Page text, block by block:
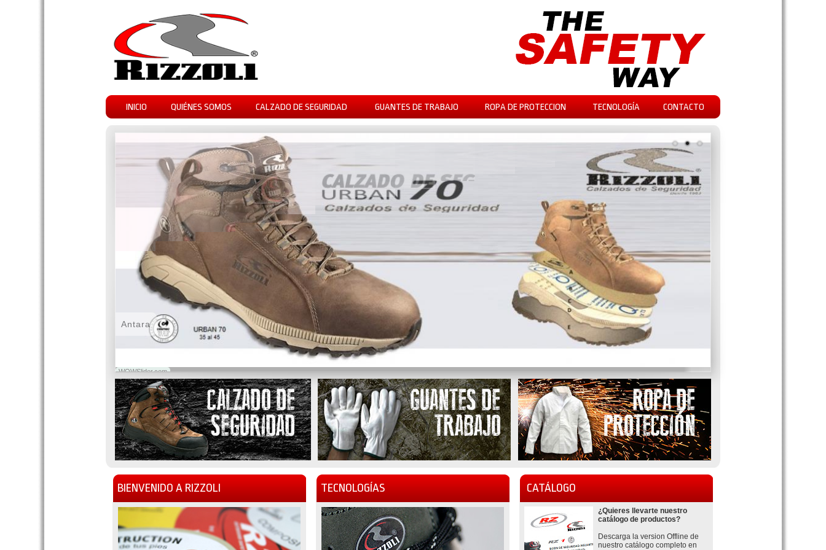
INICIO QUIÉNES SOMOS CALZADO DE SEGURIDAD GUANTES DE TRABAJO ROPA DE PROTECCION TECNOLOGÍA CONTACTO
WOWSlider.com
Antara
BIENVENIDO A RIZZOLI TECNOLOGÍAS CATÁLOGO
¿Quieres llevarte nuestro
catálogo de productos?
Descarga la version Offline de
nuestro catálogo completo en